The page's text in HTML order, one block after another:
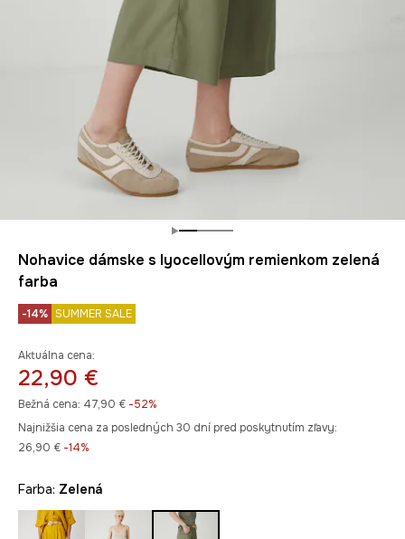
Nohavice dámske s lyocellovým remienkom zelená
farba
-14% SUMMER SALE
Aktuálna cena:
22,90 €
Bežná cena: 47,90 € -52%
Najnižšia cena za posledných 30 dní pred poskytnutím zľavy:
26,90 € -14%
Farba: zelená